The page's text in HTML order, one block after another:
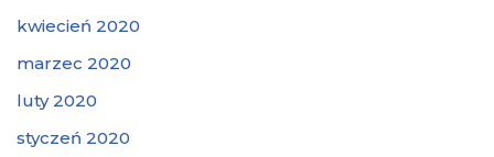
kwiecień 2020
marzec 2020
luty 2020
styczeń 2020